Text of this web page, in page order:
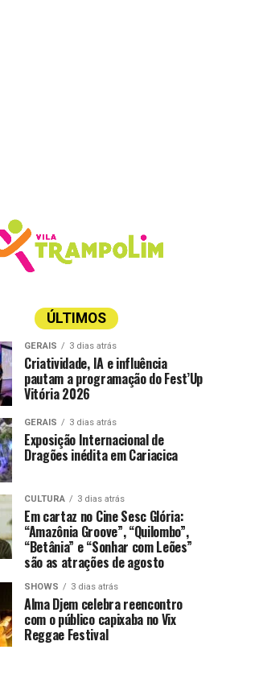
ÚLTIMOS
GERAIS 3 dias atrás
Criatividade, IA e influência
pautam a programação do Fest’Up
Vitória 2026
GERAIS 3 dias atrás
Exposição Internacional de
Dragões inédita em Cariacica
CULTURA 3 dias atrás
Em cartaz no Cine Sesc Glória:
“Amazônia Groove”, “Quilombo”,
“Betânia” e “Sonhar com Leões”
são as atrações de agosto
SHOWS 3 dias atrás
Alma Djem celebra reencontro
com o público capixaba no Vix
Reggae Festival